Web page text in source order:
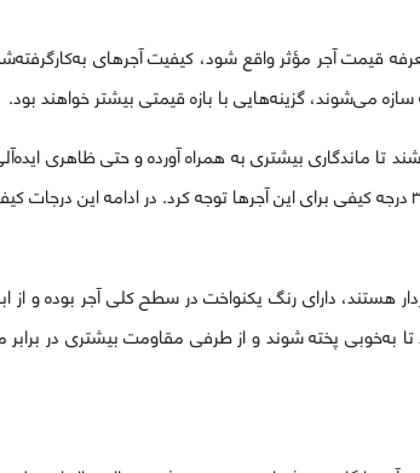
قیمت‌ آجر مؤثر واقع شود، کیفیت آجرهای
می‌شوند، گزینه‌هایی با بازه قیمتی بیشتر خواهند بود.
تا ماندگاری بیشتری به همراه آورده و حتی ظاهری
هستند، دارای رنگ یکنواخت در سطح کلی آجر بوده و از
پخته شوند و از طرفی مقاومت بیشتری در